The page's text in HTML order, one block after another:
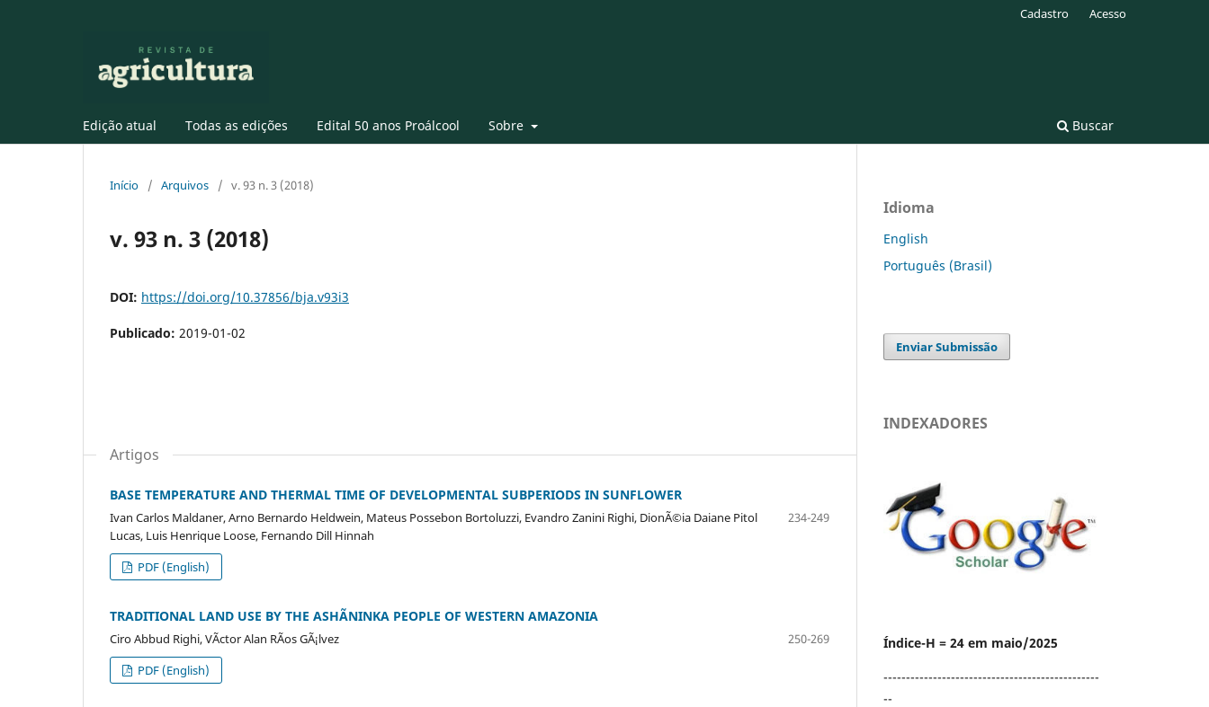
Edição atual Todas as edições Edital 50 anos Proálcool Sobre Buscar
Cadastro Acesso
Início / Arquivos / v. 93 n. 3 (2018)
v. 93 n. 3 (2018)
DOI: https://doi.org/10.37856/bja.v93i3
Publicado: 2019-01-02
Artigos
BASE TEMPERATURE AND THERMAL TIME OF DEVELOPMENTAL SUBPERIODS IN SUNFLOWER
Ivan Carlos Maldaner, Arno Bernardo Heldwein, Mateus Possebon Bortoluzzi, Evandro Zanini Righi, DionÃ©ia Daiane Pitol
Lucas, Luis Henrique Loose, Fernando Dill Hinnah
234-249
PDF (English)
TRADITIONAL LAND USE BY THE ASHÃNINKA PEOPLE OF WESTERN AMAZONIA
Ciro Abbud Righi, VÃ­ctor Alan RÃ­os GÃ¡lvez
250-269
PDF (English)
Idioma
English
Português (Brasil)
Enviar Submissão
INDEXADORES
Índice-H = 24 em maio/2025
------------------------------------------------
--